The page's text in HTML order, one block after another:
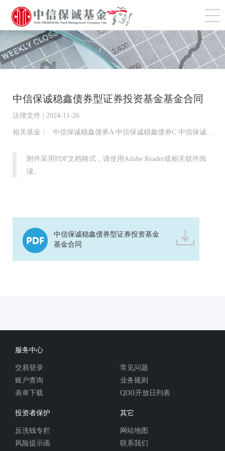
切
中信保诚稳鑫债券型证券投资基金基金合同
法律文件 | 2024-11-26
相关基金： 中信保诚稳鑫债券A 中信保诚稳鑫债券C 中信保诚稳鑫债券D
附件采用PDF文档格式，请使用Adobe Reader或相关软件阅
读。
中信保诚稳鑫债券型证券投资基金
基金合同
服务中心
交易登录
账户查询
表单下载
常见问题
业务规则
QDII开放日列表
投资者保护
反洗钱专栏
风险提示函
其它
网站地图
联系我们